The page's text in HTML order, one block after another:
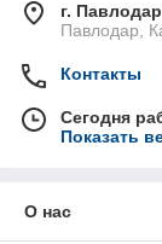
г. Павлодар
Павлодар,
Контакты
Сегодня
Показать
О нас